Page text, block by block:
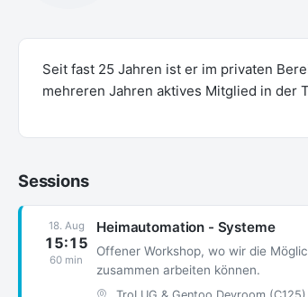
Seit fast 25 Jahren ist er im privaten
mehreren Jahren aktives Mitglied in der
Sessions
18. Aug
15:15
60 min
Heimautomation - Systeme
Offener Workshop, wo wir die
zusammen arbeiten können.